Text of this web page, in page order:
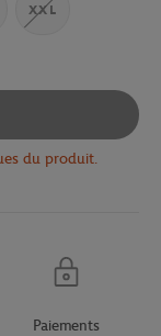
XXL
du produit.
Paiements